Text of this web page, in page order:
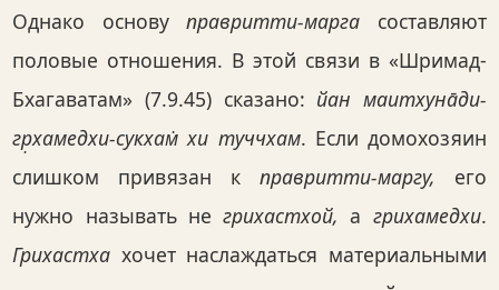
Однако основуправритти-марга составляют
половые отношения. В этой связи в «Шримад-
Бхагаватам» (7.9.45) сказано: йан маитхуна̄ди-
гр̣хамедхи-сукхам̇ хи туччхам. Если домохозяин
слишком привязан к правритти-маргу, его
нужно называть негрихастхой, а грихамедхи.
Грихастха хочет наслаждаться материальными